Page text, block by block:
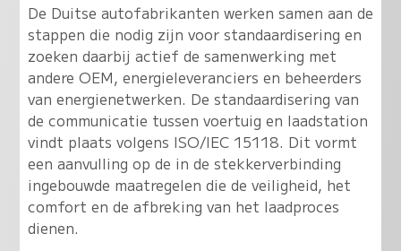
De Duitse autofabrikanten werken samen aan de
stappen die nodig zijn voor standaardisering en
zoeken daarbij actief de samenwerking met
andere OEM, energieleveranciers en beheerders
van energienetwerken. De standaardisering van
de communicatie tussen voertuig en laadstation
vindt plaats volgens ISO/IEC 15118. Dit vormt
een aanvulling op de in de stekkerverbinding
ingebouwde maatregelen die de veiligheid, het
comfort en de afbreking van het laadproces
dienen.